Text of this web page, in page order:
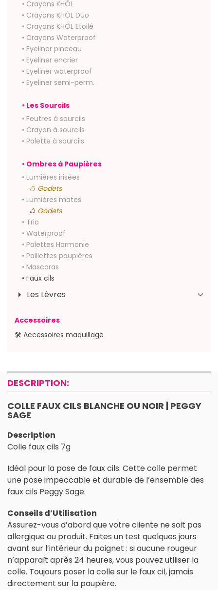
• Crayons KHÔL
• Crayons KHÔL Duo
• Crayons KHÔL Etoilé
• Crayons Waterproof
• Eyeliner pinceau
• Eyeliner encrier
• Eyeliner waterproof
• Eyeliner semi-perm.
• Les Sourcils
• Feutres à sourcils
• Crayon à sourcils
• Palette à sourcils
• Ombres à Paupières
• Lumières irisées
♺ Godets
• Lumières mates
♺ Godets
• Trio
• Waterproof
• Palettes Harmonie
• Paillettes paupières
• Mascaras
• Faux cils
Les Lèvres
Accessoires
🛠 Accessoires maquillage
DESCRIPTION:
COLLE FAUX CILS BLANCHE OU NOIR | PEGGY
SAGE
Description
Colle faux cils 7g
Idéal pour la pose de faux cils. Cette colle permet
une pose impeccable et durable de l’ensemble des
faux cils Peggy Sage.
Conseils d’Utilisation
Assurez-vous d’abord que votre cliente ne soit pas
allergique au produit. Faites un test quelques jours
avant sur l’intérieur du poignet : si aucune rougeur
n’apparaît après 24 heures, vous pouvez utiliser la
colle. Toujours poser la colle sur le faux cil, jamais
directement sur la paupière.